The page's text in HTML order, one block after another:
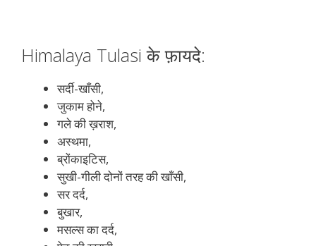
Himalaya Tulasi के फ़ायदे:
सर्दी-खाँसी,
जुकाम होने,
गले की ख़राश,
अस्थमा,
ब्रोंकाइटिस,
सुखी-गीली दोनों तरह की खाँसी,
सर दर्द,
बुखार,
मसल्स का दर्द,